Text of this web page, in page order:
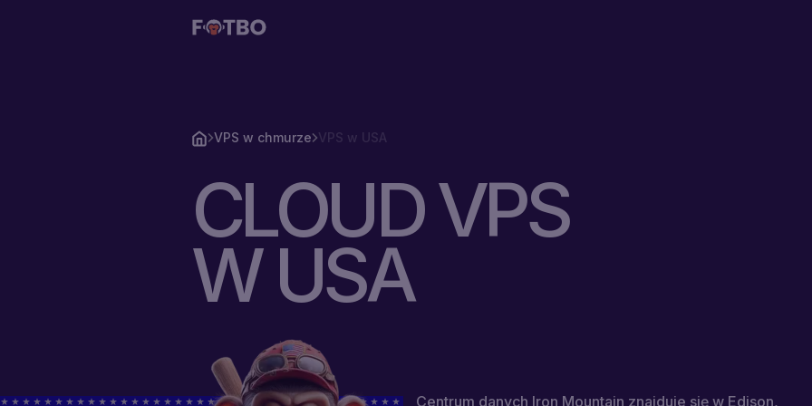
W
VPS
Z
PAMIĘCIĄ
ROZWIĄZANIA
VPS Z
CENY
VPS w chmurze VPS w USA
CLOUD VPS
W USA
Centrum danych Iron Mountain znajduje się w Edison,